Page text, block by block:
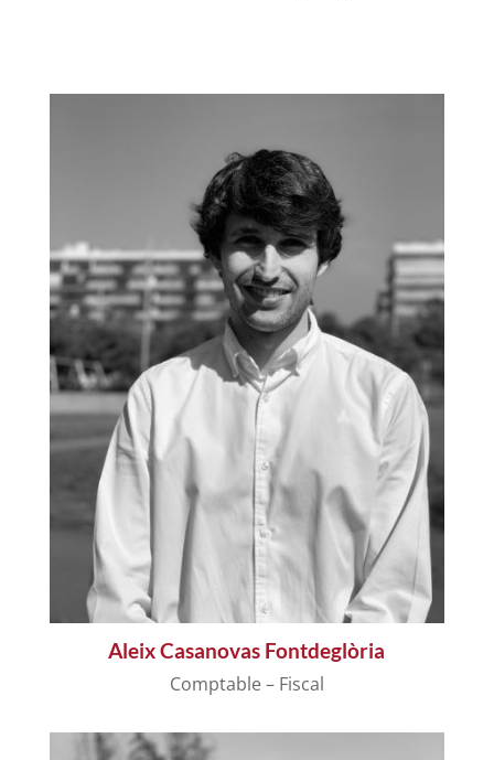
Aleix Casanovas Fontdeglòria
Comptable – Fiscal